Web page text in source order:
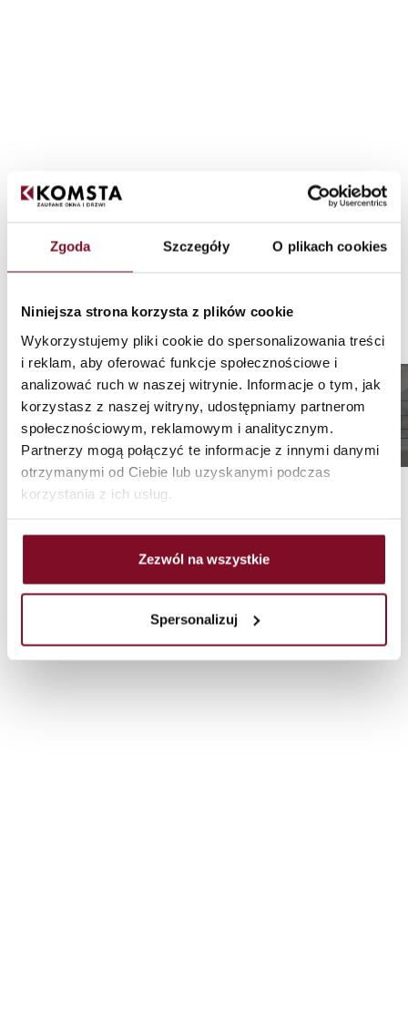
Zgoda Szczegóły O plikach cookies
Niniejsza strona korzysta z plików cookie
Wykorzystujemy pliki cookie do spersonalizowania treści
i reklam, aby oferować funkcje społecznościowe i
analizować ruch w naszej witrynie. Informacje o tym, jak
korzystasz z naszej witryny, udostępniamy partnerom
społecznościowym, reklamowym i analitycznym.
Partnerzy mogą połączyć te informacje z innymi danymi
otrzymanymi od Ciebie lub uzyskanymi podczas
korzystania z ich usług.
Zezwól na wszystkie
Spersonalizuj
Pagina principale / /
Fenster aus PVC-Aluminium
Hersteller von PVC-
Aluminium-Fenstern